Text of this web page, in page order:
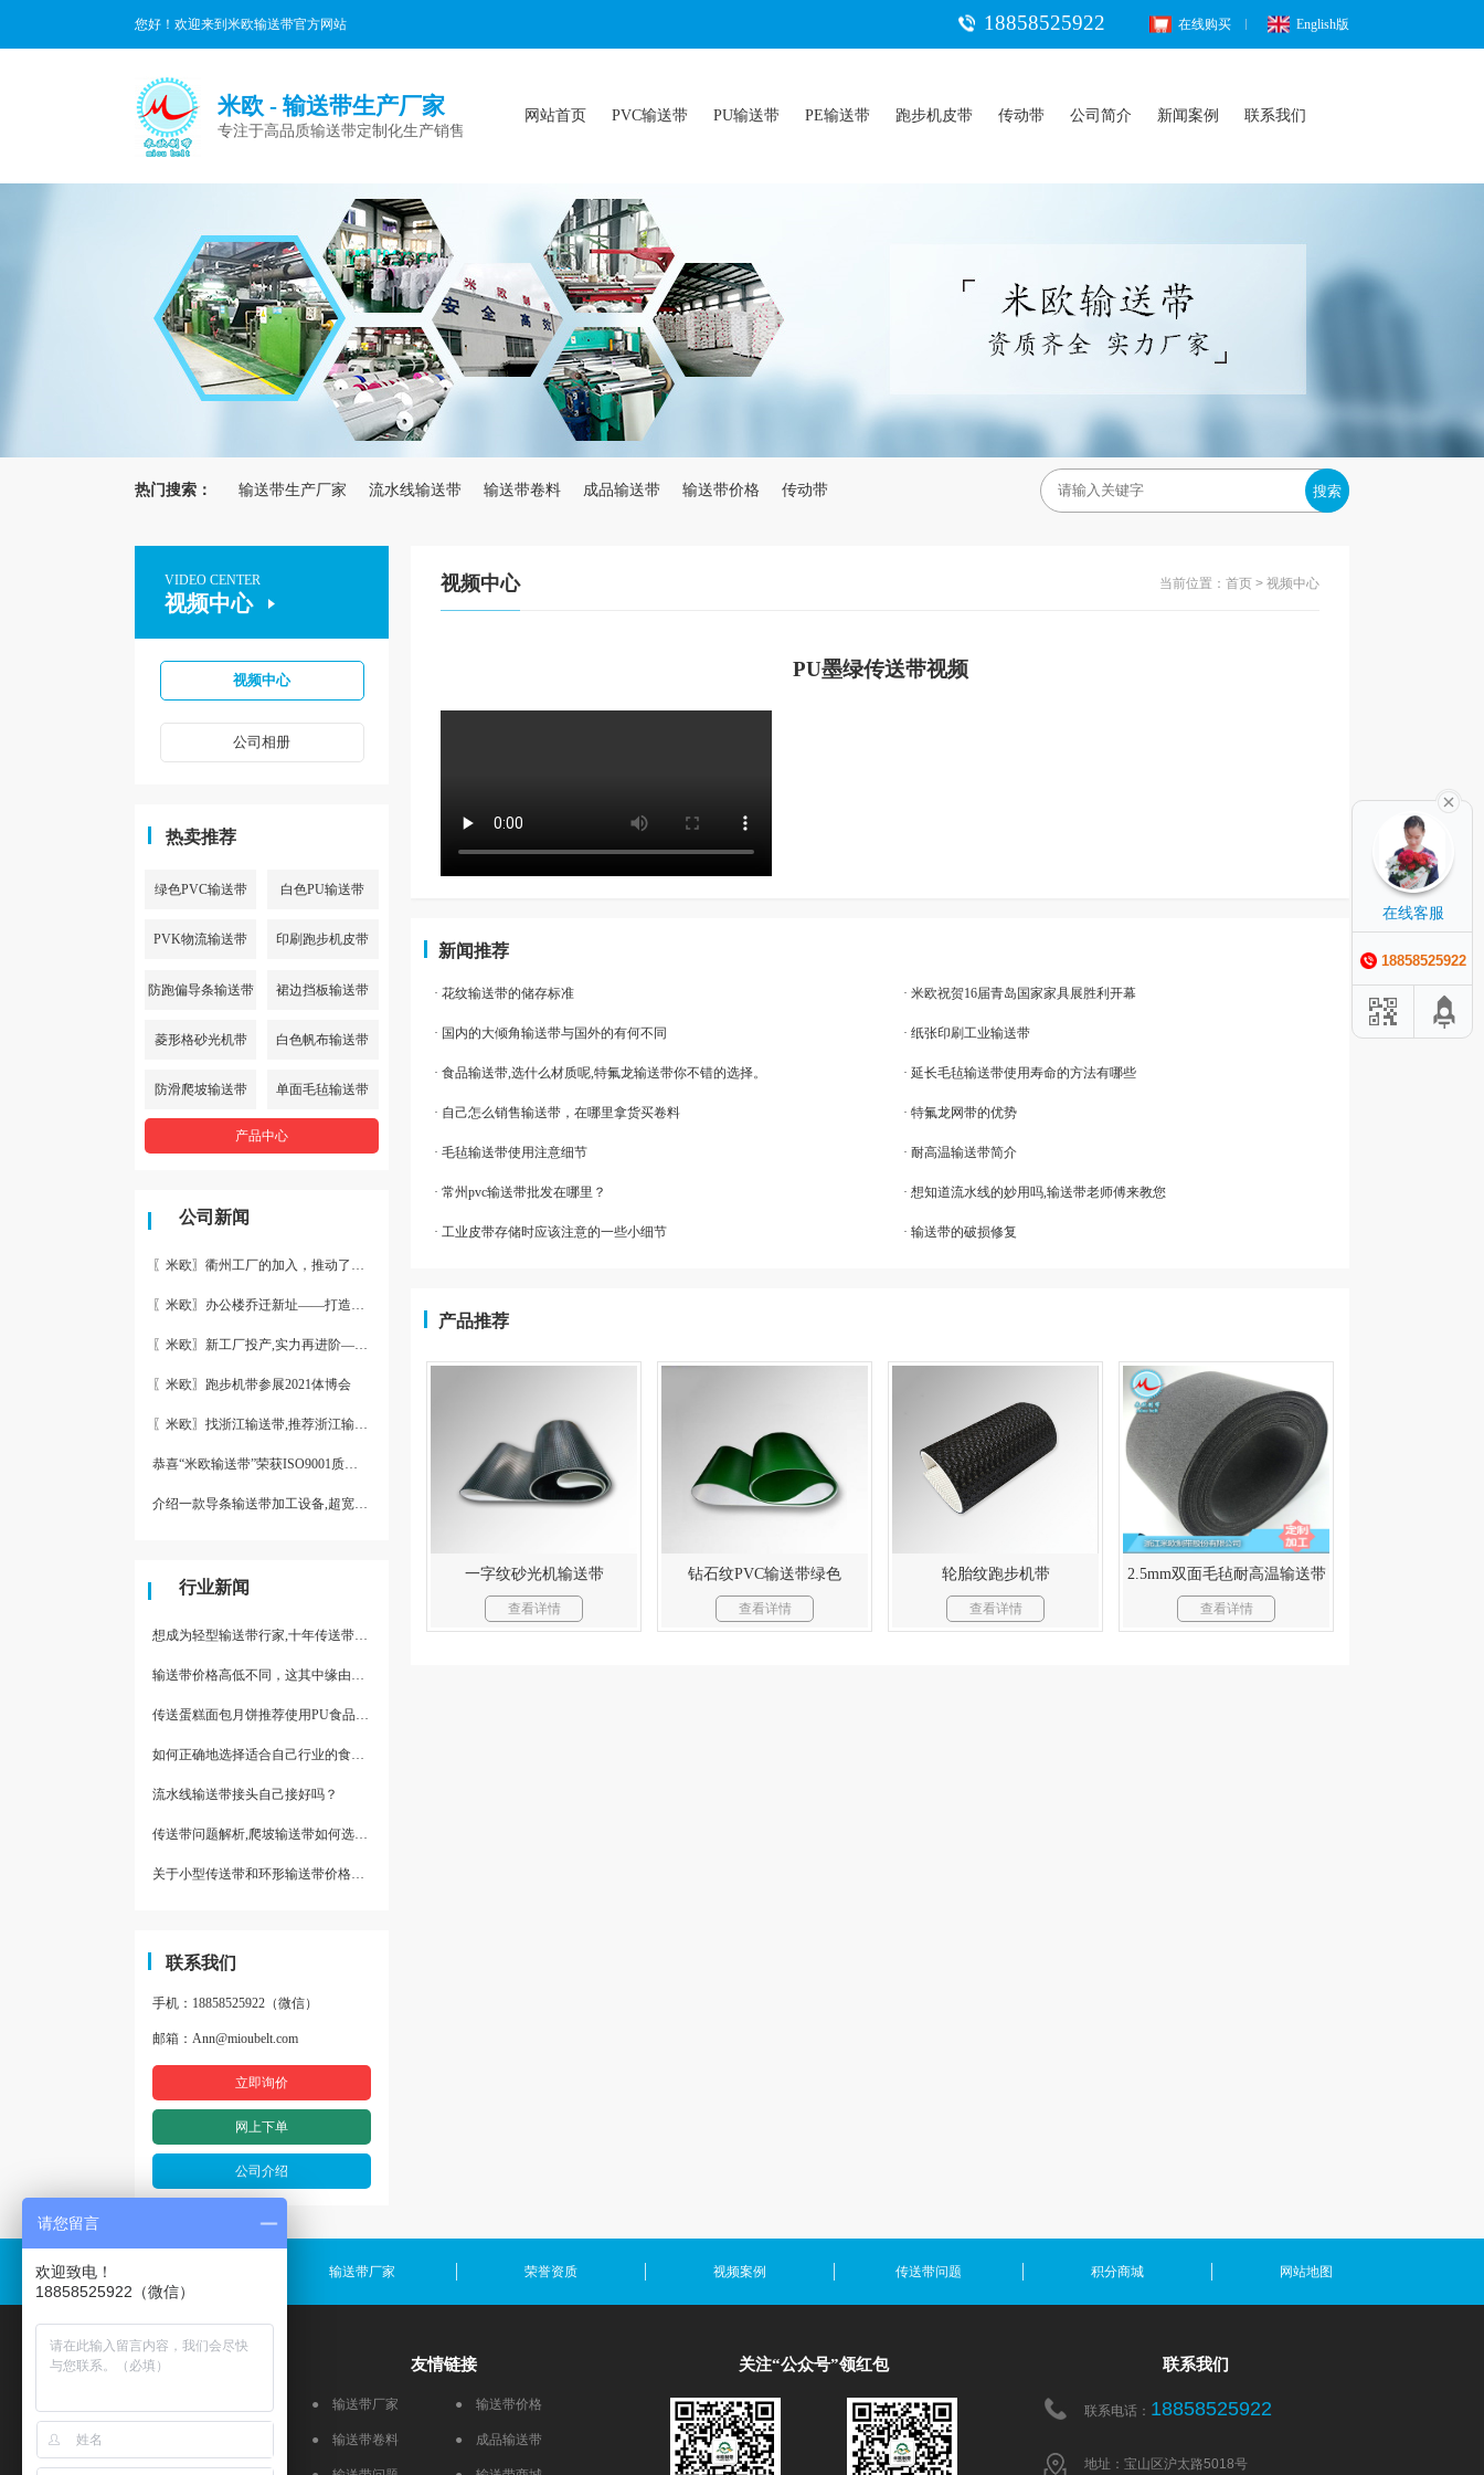
您好！欢迎来到米欧输送带官方网站 18858525922 在线购买 English版
米欧 - 输送带生产厂家
专注于高品质输送带定制化生产销售
网站首页 PVC输送带 PU输送带 PE输送带 跑步机皮带 传动带 公司简介 新闻案例 联系我们
热门搜索： 输送带生产厂家 流水线输送带 输送带卷料 成品输送带 输送带价格 传动带 搜索
VIDEO CENTER
视频中心
视频中心
公司相册
热卖推荐
绿色PVC输送带 白色PU输送带
PVK物流输送带 印刷跑步机皮带
防跑偏导条输送带 裙边挡板输送带
菱形格砂光机带 白色帆布输送带
防滑爬坡输送带 单面毛毡输送带
产品中心
公司新闻
〖米欧〗衢州工厂的加入，推动了产能更节约了成本。
〖米欧〗办公楼乔迁新址——打造新起点 再著新篇章
〖米欧〗新工厂投产,实力再进阶—米欧带业衢州工厂投产并平稳运
〖米欧〗跑步机带参展2021体博会
〖米欧〗找浙江输送带,推荐浙江输送带生产厂家“米欧”
恭喜“米欧输送带”荣获ISO9001质量体系认证
介绍一款导条输送带加工设备,超宽输送带利器
行业新闻
想成为轻型输送带行家,十年传送带师傅教你三招
输送带价格高低不同，这其中缘由你清楚了吗
传送蛋糕面包月饼推荐使用PU食品级输送带
如何正确地选择适合自己行业的食品输送带
流水线输送带接头自己接好吗？
传送带问题解析,爬坡输送带如何选择,推荐一款防滑输送带
关于小型传送带和环形输送带价格，他们有什么区别点。
联系我们
手机：18858525922（微信）
邮箱：Ann@mioubelt.com
立即询价
网上下单
公司介绍
视频中心 当前位置： 首页 > 视频中心
PU墨绿传送带视频
新闻推荐
· 花纹输送带的储存标准 · 米欧祝贺16届青岛国家家具展胜利开幕
· 国内的大倾角输送带与国外的有何不同 · 纸张印刷工业输送带
· 食品输送带,选什么材质呢,特氟龙输送带你不错的选择。 · 延长毛毡输送带使用寿命的方法有哪些
· 自己怎么销售输送带，在哪里拿货买卷料 · 特氟龙网带的优势
· 毛毡输送带使用注意细节 · 耐高温输送带简介
· 常州pvc输送带批发在哪里？ · 想知道流水线的妙用吗,输送带老师傅来教您
· 工业皮带存储时应该注意的一些小细节 · 输送带的破损修复
产品推荐
一字纹砂光机输送带
查看详情
钻石纹PVC输送带绿色
查看详情
轮胎纹跑步机带
查看详情
2.5mm双面毛毡耐高温输送带
查看详情
输送带厂家 荣誉资质 视频案例 传送带问题 积分商城 网站地图
产品推荐 友情链接
● 输送带厂家 ● 输送带价格
● 输送带卷料 ● 成品输送带
关注“公众号”领红包 联系我们
联系电话： 18858525922
地址：宝山区沪太路5018号
在线客服
18858525922
请您留言
欢迎致电！
18858525922（微信）